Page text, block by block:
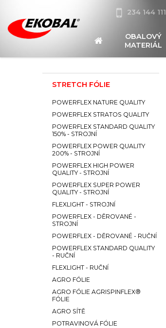
234 144 111
OBALOVÝ
MATERIÁL
STRETCH FÓLIE
POWERFLEX NATURE QUALITY
POWERFLEX STRATOS QUALITY
POWERFLEX STANDARD QUALITY
150% - STROJNÍ
POWERFLEX POWER QUALITY
200% - STROJNÍ
POWERFLEX HIGH POWER
QUALITY - STROJNÍ
POWERFLEX SUPER POWER
QUALITY - STROJNÍ
FLEXLIGHT - STROJNÍ
POWERFLEX - DĚROVANÉ -
STROJNÍ
POWERFLEX - DĚROVANÉ - RUČNÍ
POWERFLEX STANDARD QUALITY
- RUČNÍ
FLEXLIGHT - RUČNÍ
AGRO FÓLIE
AGRO FÓLIE AGRISPINFLEX®
FÓLIE
AGRO SÍTĚ
POTRAVINOVÁ FÓLIE